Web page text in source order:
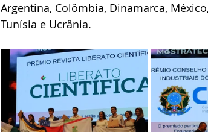
Argentina, Colômbia, Dinamarca,
Tunísia e Ucrânia.